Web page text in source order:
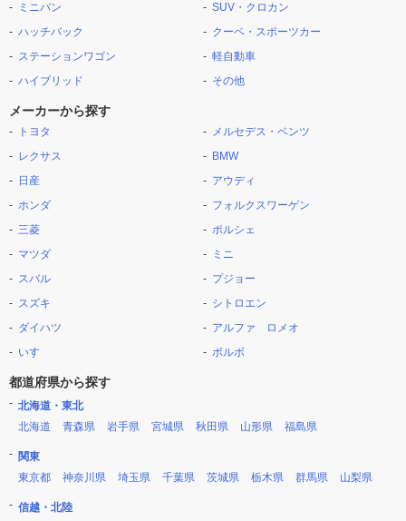
ミニバン
ハッチバック
ステーションワゴン
ハイブリッド
SUV・クロカン
クーペ・スポーツカー
軽自動車
その他
メーカーから探す
トヨタ
レクサス
日産
ホンダ
三菱
マツダ
スバル
スズキ
ダイハツ
いすゞ
メルセデス・ベンツ
BMW
アウディ
フォルクスワーゲン
ポルシェ
ミニ
プジョー
シトロエン
アルファ ロメオ
ボルボ
都道府県から探す
北海道・東北
北海道
青森県 岩手県 宮城県 秋田県 山形県 福島県
関東
東京都
神奈川県 埼玉県 千葉県 茨城県 栃木県 群馬県 山梨県
信越・北陸